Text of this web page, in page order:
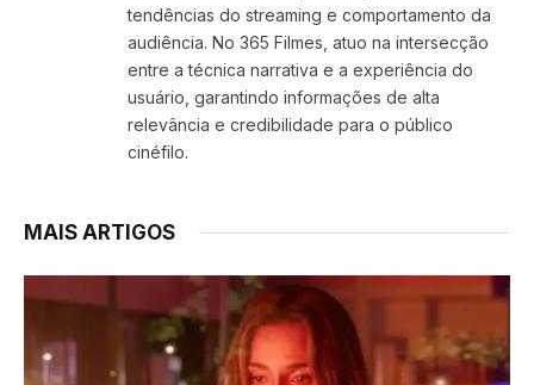
tendências do streaming e comportamento da
audiência. No 365 Filmes, atuo na intersecção
entre a técnica narrativa e a experiência do
usuário, garantindo informações de alta
relevância e credibilidade para o público
cinéfilo.
MAIS ARTIGOS